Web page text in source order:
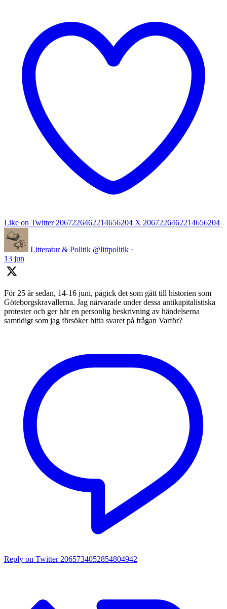
Like on Twitter 2067226462214656204 X 2067226462214656204
Litteratur & Politik @littpolitik ·
13 jun
För 25 år sedan, 14-16 juni, pågick det som gått till historien som
Göteborgskravallerna. Jag närvarade under dessa antikapitalistiska
protester och ger här en personlig beskrivning av händelserna
samtidigt som jag försöker hitta svaret på frågan Varför?
Reply on Twitter 2065734052854804942